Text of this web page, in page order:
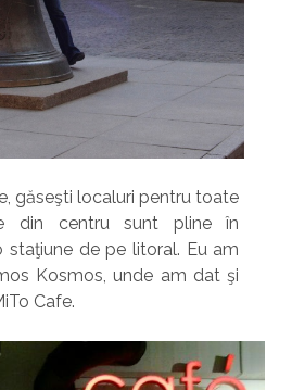
găseşti localuri pentru toate
din centru sunt pline în
staţiune de pe litoral. Eu am
Kosmos, unde am dat şi
Cafe.